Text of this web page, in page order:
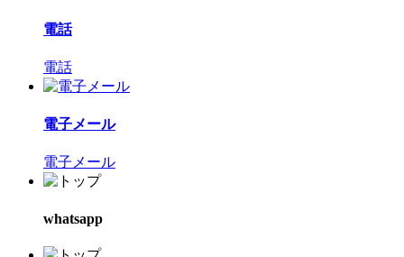
電話
電話
電子メール
電子メール
whatsapp